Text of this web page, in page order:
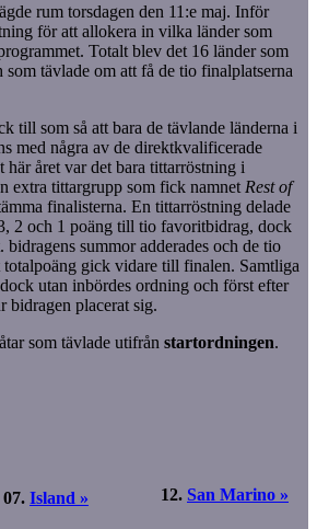
rum torsdagen den 11:e maj. Inför
för att allokera in vilka länder som
Totalt blev det 16 länder som
tävlade om att få de tio finalplatserna
till som så att bara de tävlande länderna i
med några av de direktkvalificerade
året var det bara tittarröstning i
extra tittargrupp som fick namnet Rest of
finalisterna. En tittarröstning delade
2 och 1 poäng till tio favoritbidrag, dock
bidragens summor adderades och de tio
totalpoäng gick vidare till finalen. Samtliga
utan inbördes ordning och först efter
bidragen placerat sig.
som tävlade utifrån startordningen.
07. Island » 12. San Marino »